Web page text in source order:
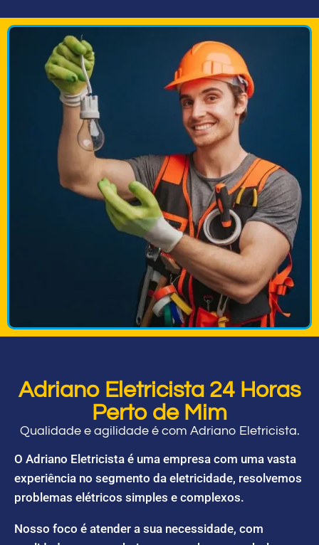
Adriano Eletricista 24 Horas
Perto de Mim
Qualidade e agilidade é com Adriano Eletricista.
O Adriano Eletricista é uma empresa com uma vasta
experiência no segmento da eletricidade, resolvemos
problemas elétricos simples e complexos.
Nosso foco é atender a sua necessidade, com